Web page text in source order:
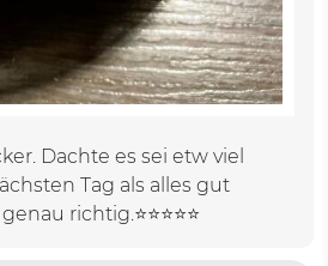
Dachte es sei etw viel
Tag als alles gut
richtig.⭐️⭐️⭐️⭐️⭐️